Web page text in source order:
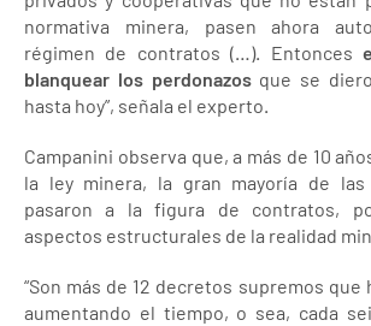
normativa minera, pasen ahora
régimen de contratos (…). Entonces
blanquear los perdonazosque se
hasta hoy”, señala el experto.
Campanini observa que, a más de 10
la ley minera, la gran mayoría de las
pasaron a la figura de contratos,
aspectos estructurales de la realidad
“Son más de 12 decretos supremos que
aumentando el tiempo, o sea, cada